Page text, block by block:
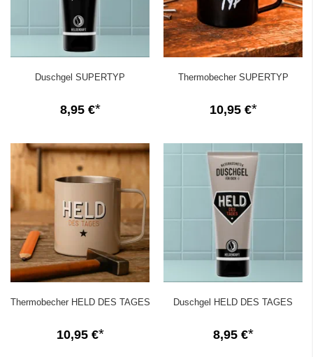
Duschgel SUPERTYP
8,95 €
Thermobecher SUPERTYP
10,95 €
Thermobecher HELD DES TAGES
10,95 €
Duschgel HELD DES TAGES
8,95 €